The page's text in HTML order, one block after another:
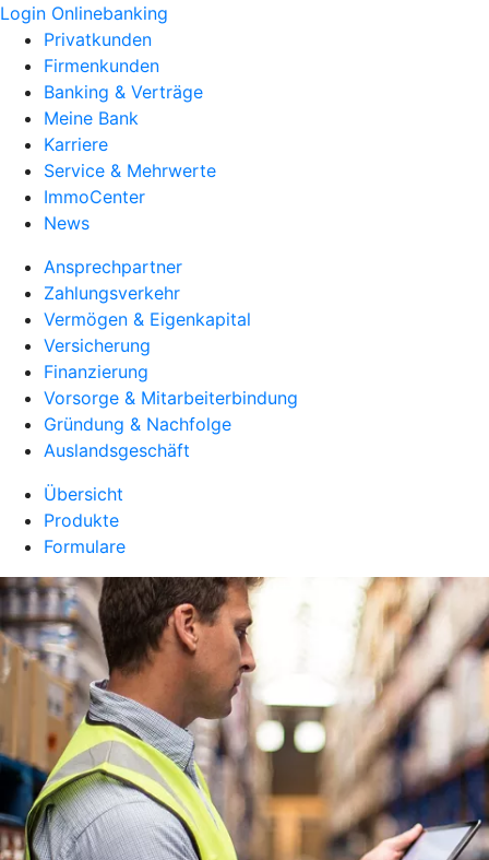
Login Onlinebanking
Privatkunden
Firmenkunden
Banking & Verträge
Meine Bank
Karriere
Service & Mehrwerte
ImmoCenter
News
Ansprechpartner
Zahlungsverkehr
Vermögen & Eigenkapital
Versicherung
Finanzierung
Vorsorge & Mitarbeiterbindung
Gründung & Nachfolge
Auslandsgeschäft
Übersicht
Produkte
Formulare